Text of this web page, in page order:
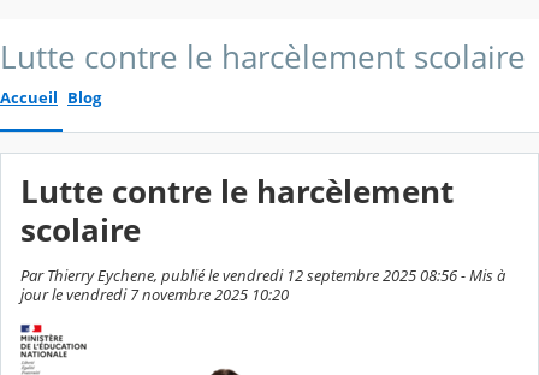
Lutte contre le harcèlement scolaire
Accueil Blog
Lutte contre le harcèlement
scolaire
Par Thierry Eychene, publié le vendredi 12 septembre 2025 08:56 - Mis à
jour le vendredi 7 novembre 2025 10:20